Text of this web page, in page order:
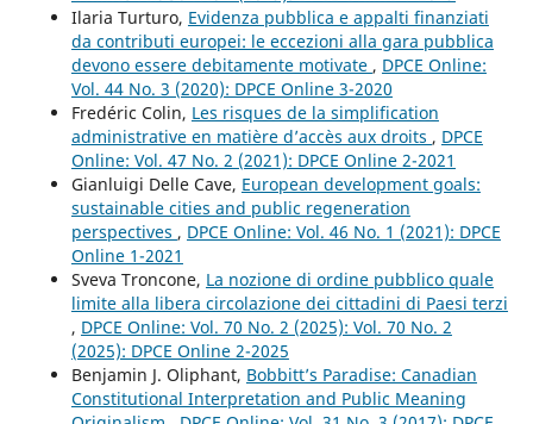
Ilaria Turturo, Evidenza pubblica e appalti finanziati
da contributi europei: le eccezioni alla gara pubblica
devono essere debitamente motivate , DPCE Online:
Vol. 44 No. 3 (2020): DPCE Online 3-2020
Fredéric Colin, Les risques de la simplification
administrative en matière d’accès aux droits , DPCE
Online: Vol. 47 No. 2 (2021): DPCE Online 2-2021
Gianluigi Delle Cave, European development goals:
sustainable cities and public regeneration
perspectives , DPCE Online: Vol. 46 No. 1 (2021): DPCE
Online 1-2021
Sveva Troncone, La nozione di ordine pubblico quale
limite alla libera circolazione dei cittadini di Paesi terzi
, DPCE Online: Vol. 70 No. 2 (2025): Vol. 70 No. 2
(2025): DPCE Online 2-2025
Benjamin J. Oliphant, Bobbitt’s Paradise: Canadian
Constitutional Interpretation and Public Meaning